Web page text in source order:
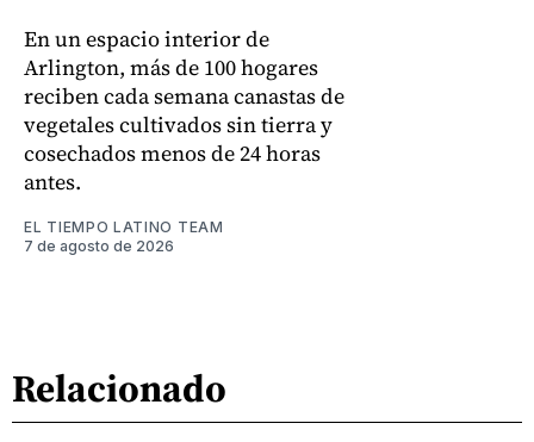
En un espacio interior de
Arlington, más de 100 hogares
reciben cada semana canastas de
vegetales cultivados sin tierra y
cosechados menos de 24 horas
antes.
EL TIEMPO LATINO TEAM
7 de agosto de 2026
Relacionado